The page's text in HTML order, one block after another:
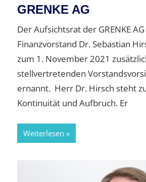
GRENKE AG
Der Aufsichtsrat der GRENKE
Finanzvorstand Dr. Sebastian
zum 1. November 2021
stellvertretenden
ernannt. Herr Dr. Hirsch steht
Kontinuität und Aufbruch. Er
Weiterlesen